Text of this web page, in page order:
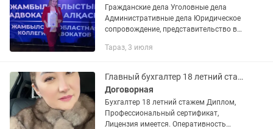
Гражданские дела Уголовные дела
Административные дела Юридическое
сопровождение, представительство в
исполнительного производства,
бракоразводные...
Тараз, 3 июля
Главный бухгалтер 18 летний стажем ищет работа/оказывает Бухгалтер услуги.
Договорная
Бухгалтер 18 летний стажем Диплом,
Профессиональный сертификат,
Лицензия имеется. Оперативность